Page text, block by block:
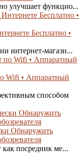
улучшает функцио...
Бесплатно •
интернет-магази...
Wifi • Аппаратный
способом
Обнаружить
как посредник ме...